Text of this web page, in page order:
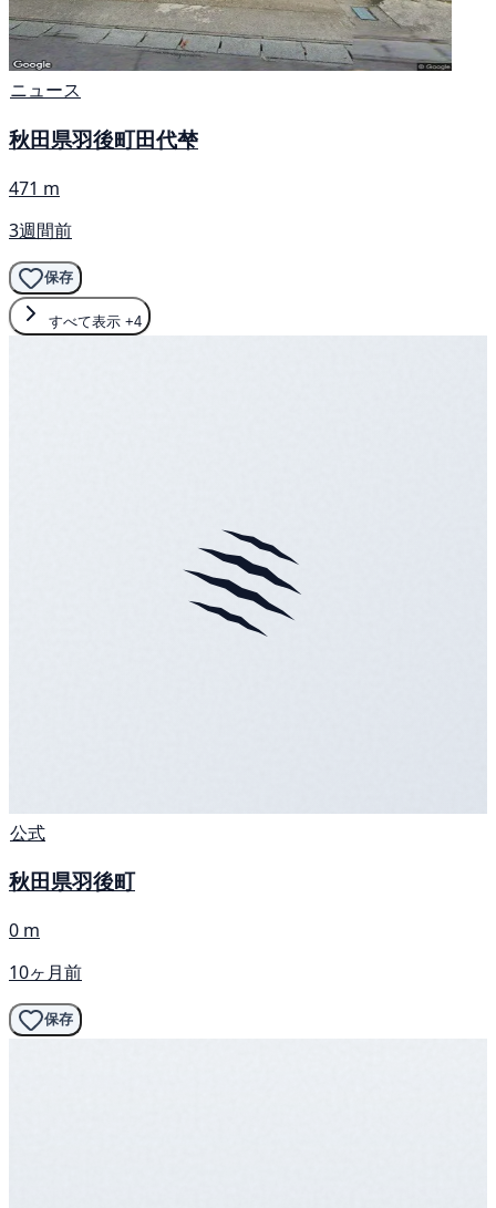
ニュース
秋田県羽後町田代梺
471 m
3週間前
保存
すべて表示 +4
公式
秋田県羽後町
0 m
10ヶ月前
保存